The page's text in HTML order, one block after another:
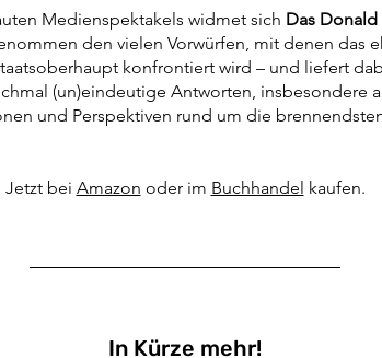
Medienspektakels widmet sich Das
den vielen Vorwürfen, mit denen das
konfrontiert wird – und liefert
(un)eindeutige Antworten, insbesondere
und Perspektiven rund um die
Jetzt bei Amazon oder im Buchhandel kaufen.
In Kürze mehr!